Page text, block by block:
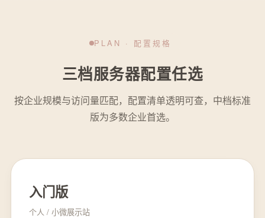
PLAN · 配置规格
三档服务器配置任选
按企业规模与访问量匹配，配置清单透明可查，中档标准
版为多数企业首选。
入门版
个人 / 小微展示站